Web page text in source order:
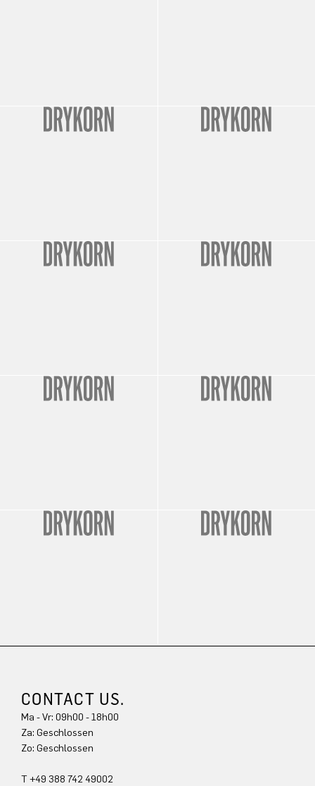
CONTACT US.
Ma - Vr: 09h00 - 18h00
Za: Geschlossen
Zo: Geschlossen
T +49 388 742 49002